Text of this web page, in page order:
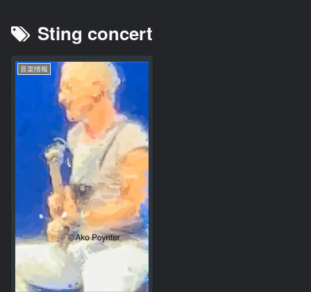
Sting concert
音楽情報